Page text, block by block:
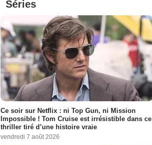
Séries
Ce soir sur Netflix : ni Top Gun, ni Mission
Impossible ! Tom Cruise est irrésistible dans ce
thriller tiré d’une histoire vraie
vendredi 7 août 2026